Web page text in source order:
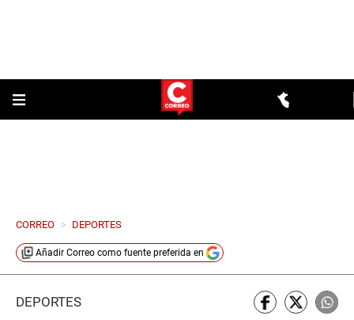
CORREO > DEPORTES
Añadir Correo como fuente preferida en
DEPORTES